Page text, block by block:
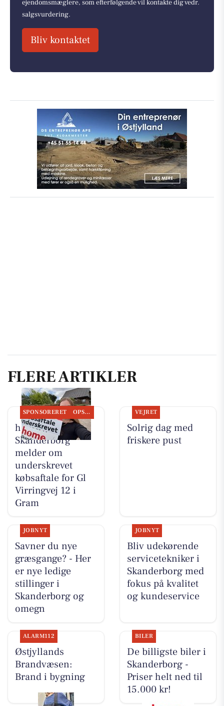
ejendomsmæglere, som efterfølgende vil kontakte dig vedr.
salgsvurdering.
Bliv kontaktet
FLERE ARTIKLER
SPONSORERET OPSLAGSTAVLEN
home
Skanderborg
melder om
underskrevet
købsaftale for Gl
Virringvej 12 i
Gram
VEJRET
Solrig dag med
friskere pust
JOBNYT
Savner du nye
græsgange? - Her
er nye ledige
stillinger i
Skanderborg og
omegn
JOBNYT
Bliv udekørende
servicetekniker i
Skanderborg med
fokus på kvalitet
og kundeservice
ALARM112
Østjyllands
Brandvæsen:
Brand i bygning
BILER
De billigste biler i
Skanderborg -
Priser helt ned til
15.000 kr!